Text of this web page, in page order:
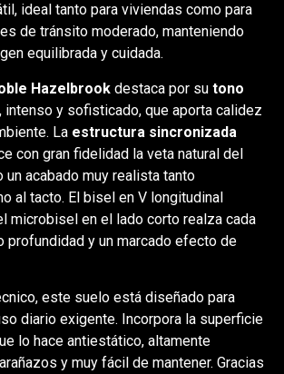
ideal tanto para viviendas como para
de tránsito moderado, manteniendo
equilibrada y cuidada.
Hazelbrook destaca por su tono
, intenso y sofisticado, que aporta calidez
La estructura sincronizada
con gran fidelidad la veta natural del
acabado muy realista tanto
al tacto. El bisel en V longitudinal
microbisel en el lado corto realza cada
profundidad y un marcado efecto de
este suelo está diseñado para
diario exigente. Incorpora la superficie
lo hace antiestático, altamente
y muy fácil de mantener. Gracias